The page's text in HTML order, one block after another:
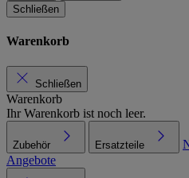
Schließen
Warenkorb
Schließen
Warenkorb
Ihr Warenkorb ist noch leer.
Zubehör Ersatzteile
Angebote